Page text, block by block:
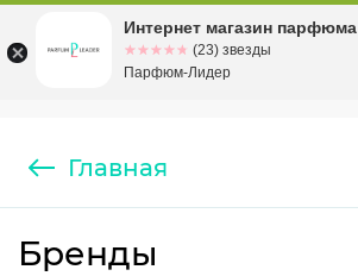
Омскул. Заозерная, 11, к. 1
Главная
Бренды
Интернет магазин парфюма
☆☆☆☆☆
★★★★★ (23) звезды
Парфюм-Лидер